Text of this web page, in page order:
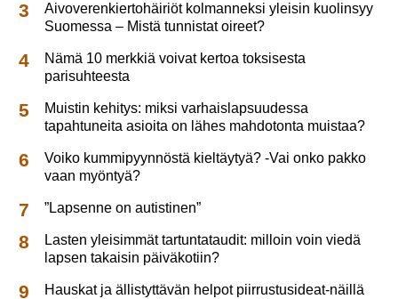
Aivoverenkiertohäiriöt kolmanneksi yleisin kuolinsyy
Suomessa – Mistä tunnistat oireet?
Nämä 10 merkkiä voivat kertoa toksisesta
parisuhteesta
Muistin kehitys: miksi varhaislapsuudessa
tapahtuneita asioita on lähes mahdotonta muistaa?
Voiko kummipyynnöstä kieltäytyä? -Vai onko pakko
vaan myöntyä?
”Lapsenne on autistinen”
Lasten yleisimmät tartuntataudit: milloin voin viedä
lapsen takaisin päiväkotiin?
Hauskat ja ällistyttävän helpot piirrustusideat-näillä